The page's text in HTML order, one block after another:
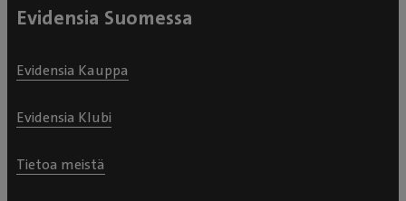
Evidensia Suomessa
Evidensia Kauppa
Evidensia Klubi
Tietoa meistä